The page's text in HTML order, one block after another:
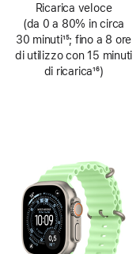
Ricarica veloce
(da 0 a 80% in circa
30 minuti
Nota
15; fino a 8 ore
di utilizzo con 15 minuti
di ricarica16)